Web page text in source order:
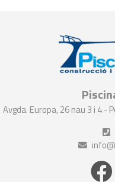
Avgda. Europa, 26 nau 3 i 4 -